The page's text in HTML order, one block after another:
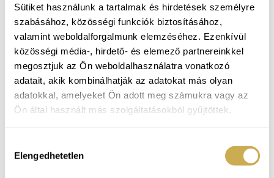
Sütiket használunk a tartalmak és hirdetések személyre
szabásához, közösségi funkciók biztosításához,
valamint weboldalforgalmunk elemzéséhez. Ezenkívül
közösségi média-, hirdető- és elemező partnereinkkel
megosztjuk az Ön weboldalhasználatra vonatkozó
adatait, akik kombinálhatják az adatokat más olyan
adatokkal, amelyeket Ön adott meg számukra vagy az
Ön által használt más szolgáltatásokból gyűjtöttek.
kiválasztása
Elengedhetetlen
A depresszió formái:
Bipoláris depresszió:A bipoláris depresszió
hangulatingadozás okkal jár, amely során a beteg
mániás és depressziós epizódokközött ingadozik.
A mély
depressziós szakaszok
erős levertséggel,
motiváció hiányával és önértékelési problémákkal
járnak
Szorongásos depresszió:
A szorongásos
és állandó aggodalom
is megjelenik. Gyakori a folyamatos feszültség,